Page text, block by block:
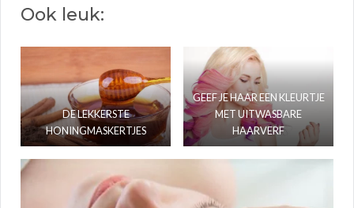
Ook leuk:
DE LEKKERSTE
HONINGMASKERTJES
GEEF JE HAAR EEN KLEURTJE
MET UITWASBARE
HAARVERF